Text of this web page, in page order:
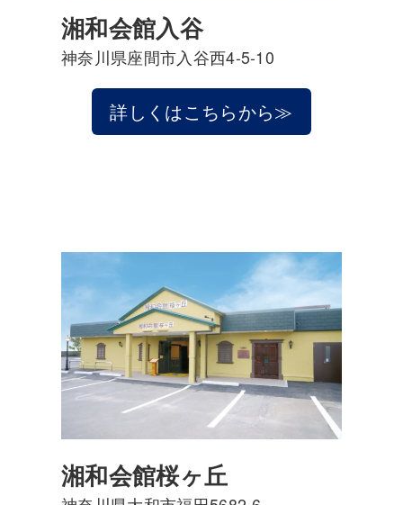
湘和会館入谷
神奈川県座間市入谷西4-5-10
詳しくはこちらから≫
湘和会館桜ヶ丘